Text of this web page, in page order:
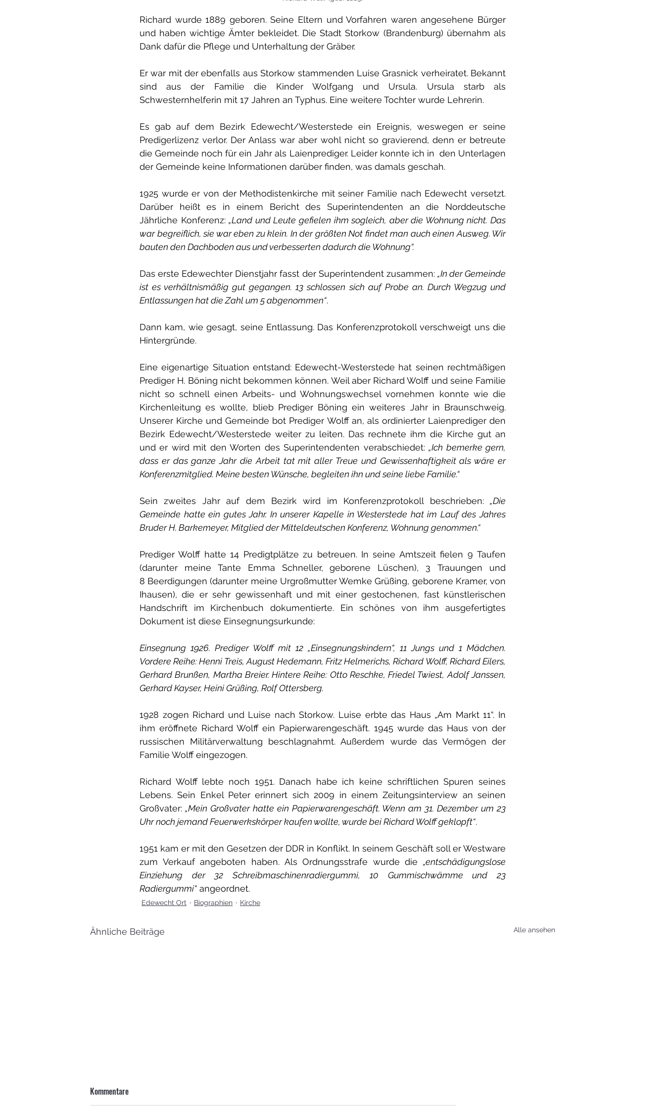
Richard wurde 1889 geboren. Seine Eltern und Vorfahren waren angesehene Bürger
und haben wichtige Ämter bekleidet. Die Stadt Storkow (Brandenburg) übernahm als
Dank dafür die Pflege und Unterhaltung der Gräber.
Er war mit der ebenfalls aus Storkow stammenden Luise Grasnick verheiratet. Bekannt
sind aus der Familie die Kinder Wolfgang und Ursula. Ursula starb als
Schwesternhelferin mit 17 Jahren an Typhus. Eine weitere Tochter wurde Lehrerin.
Es gab auf dem Bezirk Edewecht/Westerstede ein Ereignis, weswegen er seine
Predigerlizenz verlor. Der Anlass war aber wohl nicht so gravierend, denn er betreute
die Gemeinde noch für ein Jahr als Laienprediger. Leider konnte ich in  den Unterlagen
der Gemeinde keine Informationen darüber finden, was damals geschah.
1925 wurde er von der Methodistenkirche mit seiner Familie nach Edewecht versetzt.
Darüber heißt es in einem Bericht des Superintendenten an die Norddeutsche
Jährliche Konferenz: „Land und Leute gefielen ihm sogleich, aber die Wohnung nicht. Das
war begreiflich, sie war eben zu klein. In der größten Not findet man auch einen Ausweg. Wir
bauten den Dachboden aus und verbesserten dadurch die Wohnung“.
Das erste Edewechter Dienstjahr fasst der Superintendent zusammen: „In der Gemeinde
ist es verhältnismäßig gut gegangen. 13 schlossen sich auf Probe an. Durch Wegzug und
Entlassungen hat die Zahl um 5 abgenommen“.
Dann kam, wie gesagt, seine Entlassung. Das Konferenzprotokoll verschweigt uns die
Hintergründe.
Eine eigenartige Situation entstand: Edewecht-Westerstede hat seinen rechtmäßigen
Prediger H. Böning nicht bekommen können. Weil aber Richard Wolff und seine Familie
nicht so schnell einen Arbeits- und Wohnungswechsel vornehmen konnte wie die
Kirchenleitung es wollte, blieb Prediger Böning ein weiteres Jahr in Braunschweig.
Unserer Kirche und Gemeinde bot Prediger Wolff an, als ordinierter Laienprediger den
Bezirk Edewecht/Westerstede weiter zu leiten. Das rechnete ihm die Kirche gut an
und er wird mit den Worten des Superintendenten verabschiedet: „Ich bemerke gern,
dass er das ganze Jahr die Arbeit tat mit aller Treue und Gewissenhaftigkeit als wäre er
Konferenzmitglied. Meine besten Wünsche, begleiten ihn und seine liebe Familie.“
Sein zweites Jahr auf dem Bezirk wird im Konferenzprotokoll beschrieben: „Die
Gemeinde hatte ein gutes Jahr. In unserer Kapelle in Westerstede hat im Lauf des Jahres
Bruder H. Barkemeyer, Mitglied der Mitteldeutschen Konferenz, Wohnung genommen.“
Prediger Wolff hatte 14 Predigtplätze zu betreuen. In seine Amtszeit fielen 9 Taufen
(darunter meine Tante Emma Schneller, geborene Lüschen), 3 Trauungen und
8 Beerdigungen (darunter meine Urgroßmutter Wemke Grüßing, geborene Kramer, von
Ihausen), die er sehr gewissenhaft und mit einer gestochenen, fast künstlerischen
Handschrift im Kirchenbuch dokumentierte. Ein schönes von ihm ausgefertigtes
Dokument ist diese Einsegnungsurkunde:
Einsegnung 1926. Prediger Wolff mit 12 „Einsegnungskindern“, 11 Jungs und 1 Mädchen.
Vordere Reihe: Henni Treis, August Hedemann, Fritz Helmerichs, Richard Wolff, Richard Eilers,
Gerhard Brunßen, Martha Breier. Hintere Reihe: Otto Reschke, Friedel Twiest, Adolf Janssen,
Gerhard Kayser, Heini Grüßing, Rolf Ottersberg.
1928 zogen Richard und Luise nach Storkow. Luise erbte das Haus „Am Markt 11“. In
ihm eröffnete Richard Wolff ein Papierwarengeschäft. 1945 wurde das Haus von der
russischen Militärverwaltung beschlagnahmt. Außerdem wurde das Vermögen der
Familie Wolff eingezogen.
Richard Wolff lebte noch 1951. Danach habe ich keine schriftlichen Spuren seines
Lebens. Sein Enkel Peter erinnert sich 2009 in einem Zeitungsinterview an seinen
Großvater: „Mein Großvater hatte ein Papierwarengeschäft. Wenn am 31. Dezember um 23
Uhr noch jemand Feuerwerkskörper kaufen wollte, wurde bei Richard Wolff geklopft“.
1951 kam er mit den Gesetzen der DDR in Konflikt. In seinem Geschäft soll er Westware
zum Verkauf angeboten haben. Als Ordnungsstrafe wurde die „entschädigungslose
Einziehung der 32 Schreibmaschinenradiergummi, 10 Gummischwämme und 23
Radiergummi“ angeordnet.
Edewecht Ort Biographien Kirche
Ähnliche Beiträge Alle ansehen
Kommentare